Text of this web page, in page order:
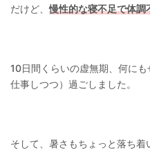
だけど、慢性的な寝不足で体
10日間くらいの虚無期、何に
仕事しつつ）過ごしました。
そして、暑さもちょっと落ち